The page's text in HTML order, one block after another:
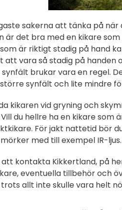
sakerna att tänka på när
är det bra med en kikare
som är riktigt stadig på hand
att vara så stadig på handen
brukar vara en regel.
synfält och lite mindre
kikaren vid gryning och
du hellre ha en kikare som
För jakt nattetid bör
med till exempel IR-ljus.
kontakta Kikkertland, på
eventuella tillbehör och
allt inte skulle vara helt